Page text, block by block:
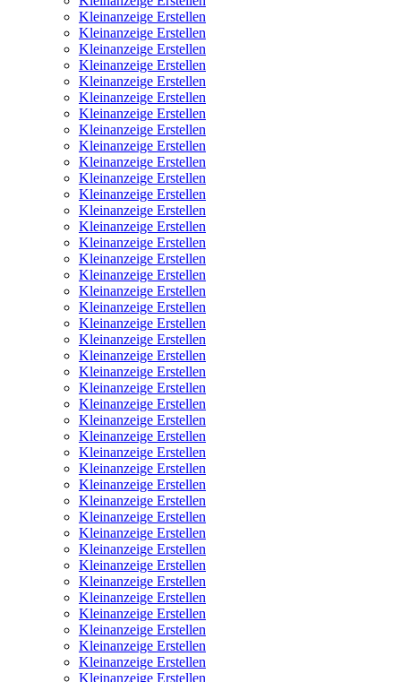
Kleinanzeige Erstellen
Kleinanzeige Erstellen
Kleinanzeige Erstellen
Kleinanzeige Erstellen
Kleinanzeige Erstellen
Kleinanzeige Erstellen
Kleinanzeige Erstellen
Kleinanzeige Erstellen
Kleinanzeige Erstellen
Kleinanzeige Erstellen
Kleinanzeige Erstellen
Kleinanzeige Erstellen
Kleinanzeige Erstellen
Kleinanzeige Erstellen
Kleinanzeige Erstellen
Kleinanzeige Erstellen
Kleinanzeige Erstellen
Kleinanzeige Erstellen
Kleinanzeige Erstellen
Kleinanzeige Erstellen
Kleinanzeige Erstellen
Kleinanzeige Erstellen
Kleinanzeige Erstellen
Kleinanzeige Erstellen
Kleinanzeige Erstellen
Kleinanzeige Erstellen
Kleinanzeige Erstellen
Kleinanzeige Erstellen
Kleinanzeige Erstellen
Kleinanzeige Erstellen
Kleinanzeige Erstellen
Kleinanzeige Erstellen
Kleinanzeige Erstellen
Kleinanzeige Erstellen
Kleinanzeige Erstellen
Kleinanzeige Erstellen
Kleinanzeige Erstellen
Kleinanzeige Erstellen
Kleinanzeige Erstellen
Kleinanzeige Erstellen
Kleinanzeige Erstellen
Kleinanzeige Erstellen